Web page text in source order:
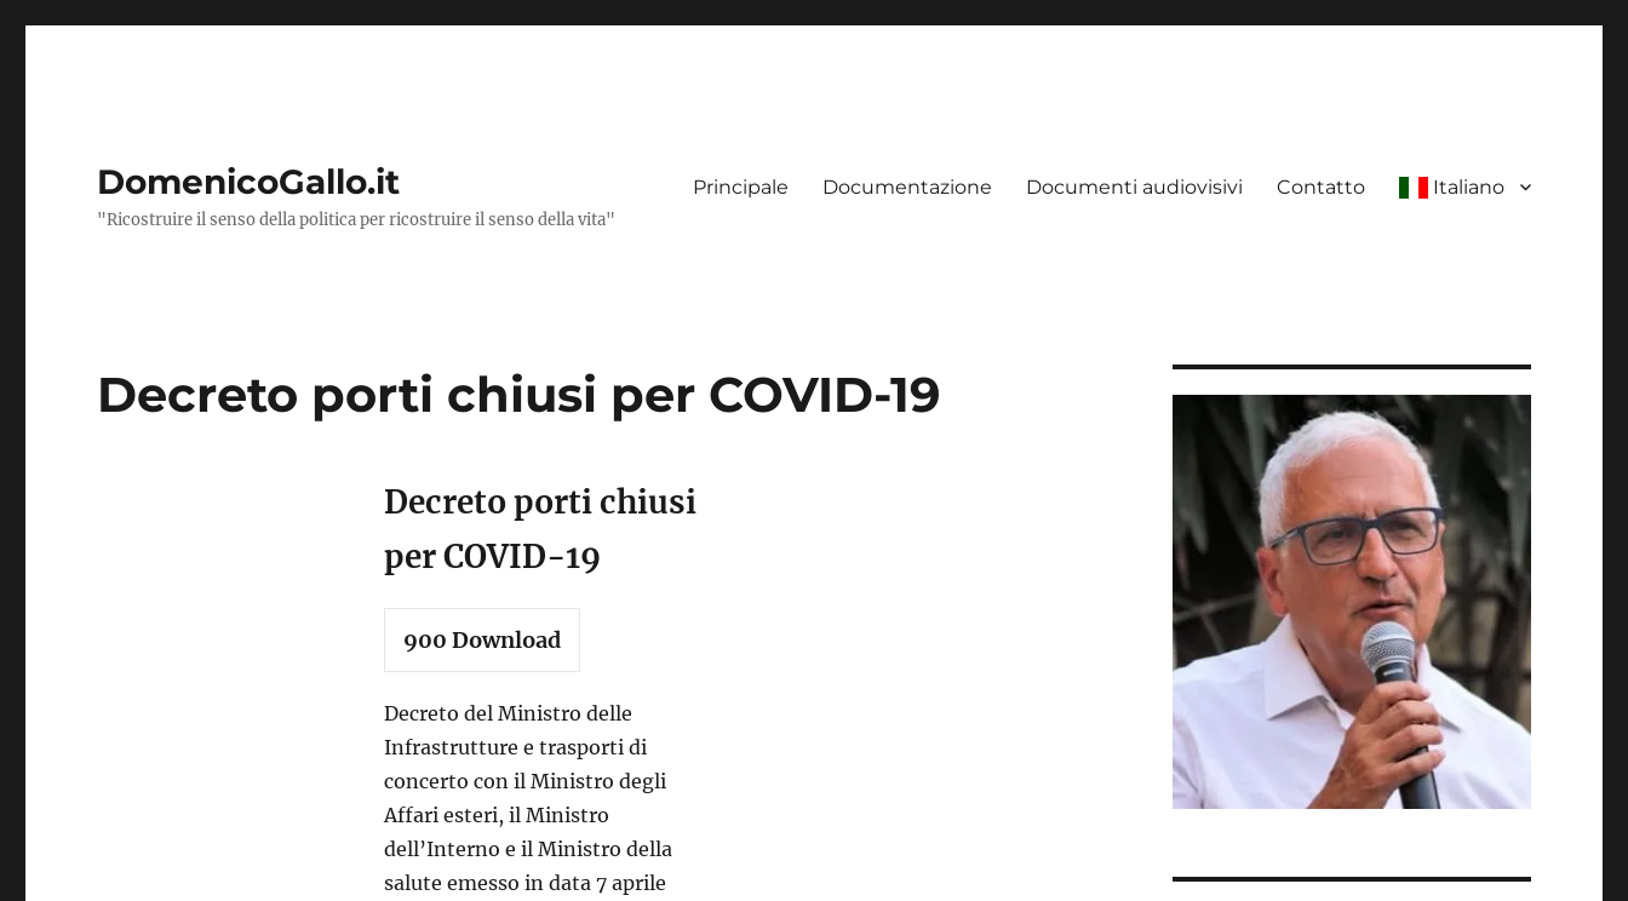
DomenicoGallo.it
"Ricostruire il senso della politica per ricostruire il senso della vita"
Principale Documentazione Documenti audiovisivi Contatto Italiano
Decreto porti chiusi per COVID-19
Decreto porti chiusi
per COVID-19
900 Download
Decreto del Ministro delle
Infrastrutture e trasporti di
concerto con il Ministro degli
Affari esteri, il Ministro
dell’Interno e il Ministro della
salute emesso in data 7 aprile